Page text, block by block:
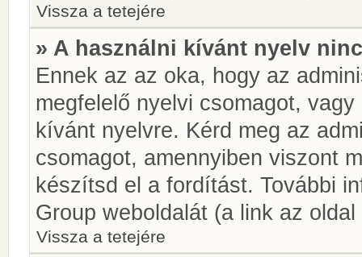
Vissza a tetejére
» A használni kívánt nyelv
Ennek az az oka, hogy az
megfelelő nyelvi csomagot,
kívánt nyelvre. Kérd meg az
csomagot, amennyiben viszont
készítsd el a fordítást. További
Group weboldalát (a link az
Vissza a tetejére